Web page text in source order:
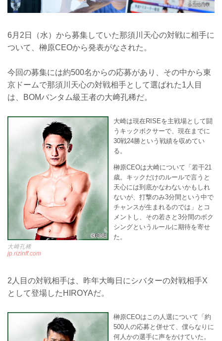
6月2日（水）から募集していた那須川天心の対戦に相手に
ついて、榊原CEOから発表がなされた。
今回の募集には約500名からの応募があり、その中から東
京ドームで那須川天心の対戦相手として選ばれた1人目
は、BOMバンタム級王者の大﨑孔稀だ。
大﨑孔稀
jp.rizinff.com
大崎は現在RISEを主戦場として闘
うキックボクサーで、現在までに
30戦24勝という戦績を収めてい
る。
榊原CEOは大崎について「若干21
歳。キックだけのルールで言うと
天心には到底かなわないかもしれ
ないが、打撃のみ3分間という中で
チャンスが生まれるのでは」とコ
メントし、その若さと3分間のボク
シングというルールに期待を寄せ
た。
2人目の対戦相手は、昨年大晦日にシバターの対戦相手X
として登場したHIROYAだ。
榊原CEOはこの人選について「約
500人の応募と併せて、僕らなりに
何人かの選手に声をかけていた。